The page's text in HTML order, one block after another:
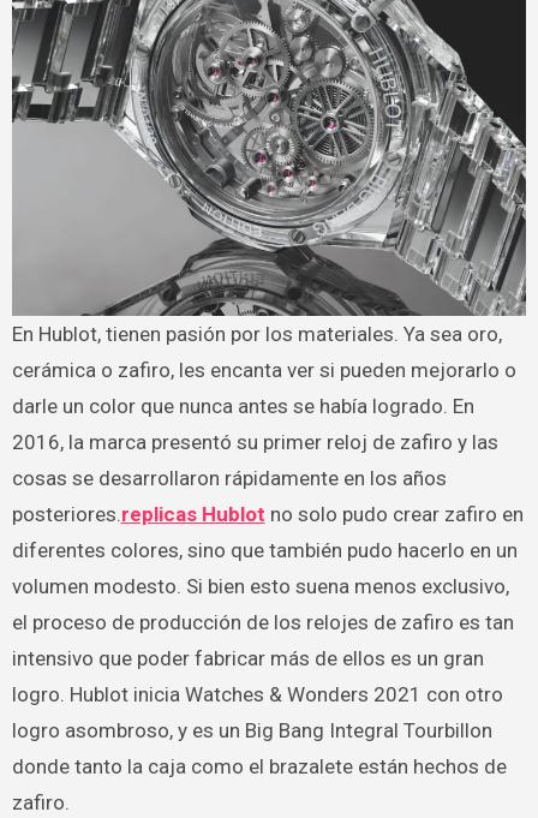
En Hublot, tienen pasión por los materiales. Ya sea oro,
cerámica o zafiro, les encanta ver si pueden mejorarlo o
darle un color que nunca antes se había logrado. En
2016, la marca presentó su primer reloj de zafiro y las
cosas se desarrollaron rápidamente en los años
posteriores.replicas Hublot no solo pudo crear zafiro en
diferentes colores, sino que también pudo hacerlo en un
volumen modesto. Si bien esto suena menos exclusivo,
el proceso de producción de los relojes de zafiro es tan
intensivo que poder fabricar más de ellos es un gran
logro. Hublot inicia Watches & Wonders 2021 con otro
logro asombroso, y es un Big Bang Integral Tourbillon
donde tanto la caja como el brazalete están hechos de
zafiro.